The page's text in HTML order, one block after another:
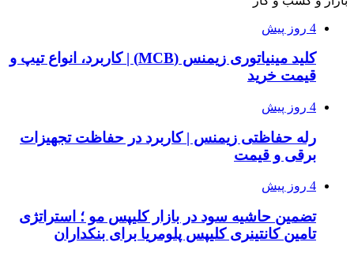
4 روز پیش
کلید مینیاتوری زیمنس (MCB) | کاربرد، انواع تیپ و
قیمت خرید
4 روز پیش
رله حفاظتی زیمنس | کاربرد در حفاظت تجهیزات
برقی و قیمت
4 روز پیش
تضمین حاشیه سود در بازار کلیپس مو ؛ استراتژی
تامین کانتینری کلیپس پلومریا برای بنکداران